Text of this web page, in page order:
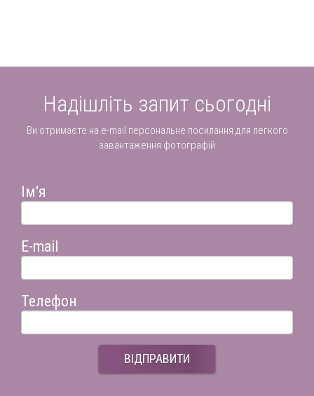
Надішліть запит сьогодні
Ви отримаєте на e-mail персональне посилання для легкого
завантаження фотографій
Ім'я
E-mail
Телефон
ВІДПРАВИТИ